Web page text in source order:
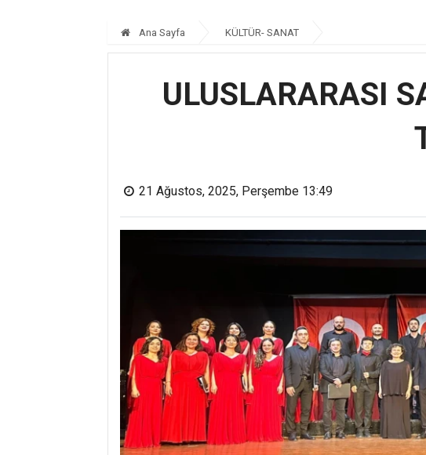
Ana Sayfa KÜLTÜR- SANAT
ULUSLARARASI
21 Ağustos, 2025, Perşembe 13:49